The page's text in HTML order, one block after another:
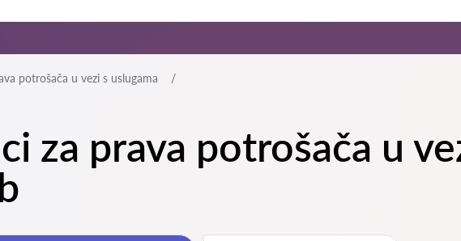
potrošača u vezi s uslugama
za prava potrošača u